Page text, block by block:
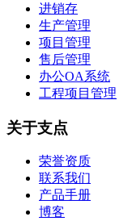
进销存
生产管理
项目管理
售后管理
办公OA系统
工程项目管理
关于支点
荣誉资质
联系我们
产品手册
博客